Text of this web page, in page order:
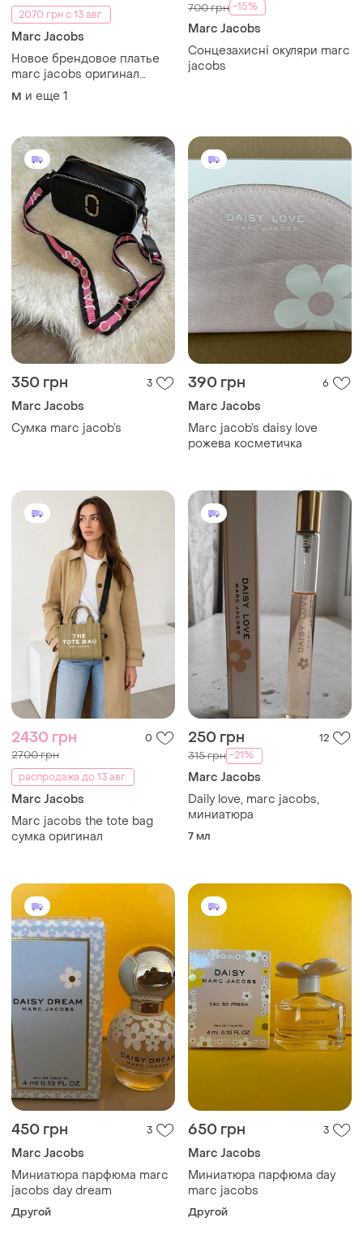
2070 грн с 13 авг.
Marc Jacobs
Новое брендовое платье
marc jacobs оригинал
платье туника лонгслив в
полоску с бирками l
M и еще 1
700 грн -15%
Marc Jacobs
Сонцезахисні окуляри marc
jacobs
350 грн 3
Marc Jacobs
Сумка marc jacob’s
390 грн 6
Marc Jacobs
Marc jacob’s daisy love
рожева косметичка
2430 грн 0
2700 грн
распродажа до 13 авг.
Marc Jacobs
Marc jacobs the tote bag
сумка оригинал
250 грн 12
315 грн -21%
Marc Jacobs
Daily love, marc jacobs,
миниатюра
7 мл
450 грн 3
Marc Jacobs
Миниатюра парфюма marc
jacobs day dream
Другой
650 грн 3
Marc Jacobs
Миниатюра парфюма day
marc jacobs
Другой